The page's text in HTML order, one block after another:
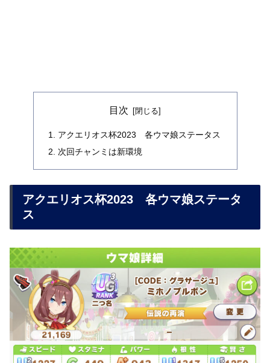
目次
アクエリオス杯2023 各ウマ娘ステータス
次回チャンミは新環境
アクエリオス杯2023 各ウマ娘ステータ
ス